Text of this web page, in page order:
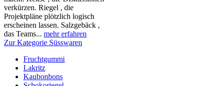
verkürzen. Riegel , die
Projektpläne plötzlich logisch
erscheinen lassen. Salzgebäck ,
das Teams... mehr erfahren
Zur Kategorie Süsswaren
Fruchtgummi
Lakritz
Kaubonbons